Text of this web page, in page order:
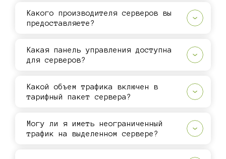
Какого производителя серверов вы
предоставляете?
Какая панель управления доступна
для серверов?
Какой объем трафика включен в
тарифный пакет сервера?
Могу ли я иметь неограниченный
трафик на выделенном сервере?